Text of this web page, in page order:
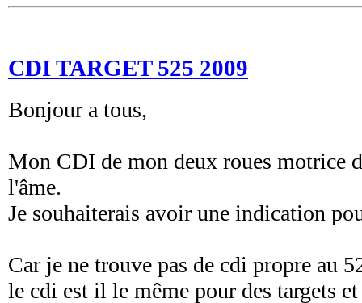
CDI TARGET 525 2009
Bonjour a tous,
Mon CDI de mon deux roues motrice
l'âme.
Je souhaiterais avoir une indication
Car je ne trouve pas de cdi propre au
le cdi est il le même pour des targets et